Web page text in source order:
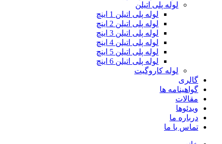
لوله پلی اتیلن
لوله پلی اتیلن 1 اینچ
لوله پلی اتیلن 2 اینچ
لوله پلی اتیلن 3 اینچ
لوله پلی اتیلن 4 اینچ
لوله پلی اتیلن 5 اینچ
لوله پلی اتیلن 6 اینچ
لوله کاروگیت
گالری
گواهینامه ها
مقالات
ویدئوها
درباره ما
تماس با ما